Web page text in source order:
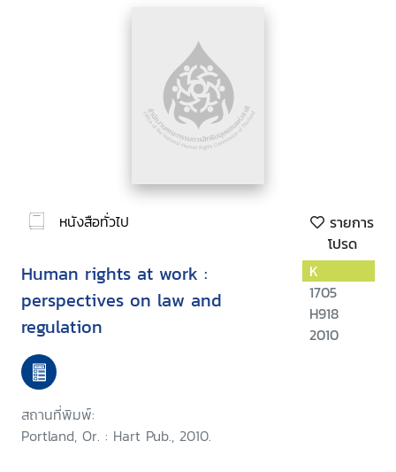
หนังสือทั่วไป
รายการ
โปรด
Human rights at work :
perspectives on law and
regulation
สถานที่พิมพ์:
Portland, Or. : Hart Pub., 2010.
K
1705
H918
2010